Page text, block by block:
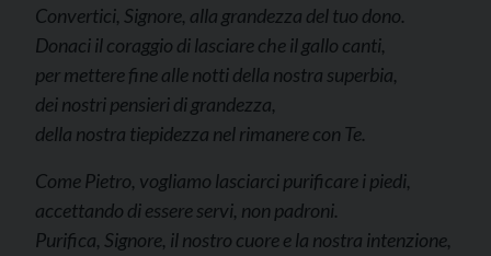
Convertici, Signore, alla grandezza del tuo dono.
Donaci il coraggio di lasciare che il gallo canti,
per mettere fine alle notti della nostra superbia,
dei nostri pensieri di grandezza,
della nostra tiepidezza nel rimanere con Te.
Come Pietro, vogliamo lasciarci purificare i piedi,
accettando di essere servi, non padroni.
Purifica, Signore, il nostro cuore e la nostra intenzione,